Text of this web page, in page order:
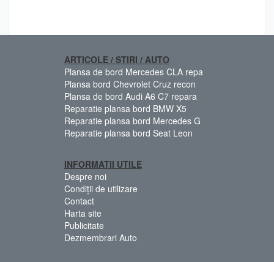
ARTICOLE / STIRI / AUTO
Plansa de bord Mercedes CLA repa
Plansa bord Chevrolet Cruz recon
Plansa de bord Audi A6 C7 repara
Reparatie plansa bord BMW X5
Reparatie plansa bord Mercedes G
Reparatie plansa bord Seat Leon
INFORMATII UTILE
Despre noi
Condiții de utilizare
Contact
Harta site
Publicitate
Dezmembrari Auto